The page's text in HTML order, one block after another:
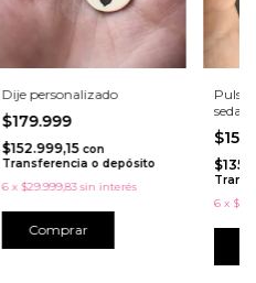
Dije personalizado
$179.999
$152.999,15 con
Transferencia o depósito
6 x $29.999,83 sin interés
Comprar
seda
6 x